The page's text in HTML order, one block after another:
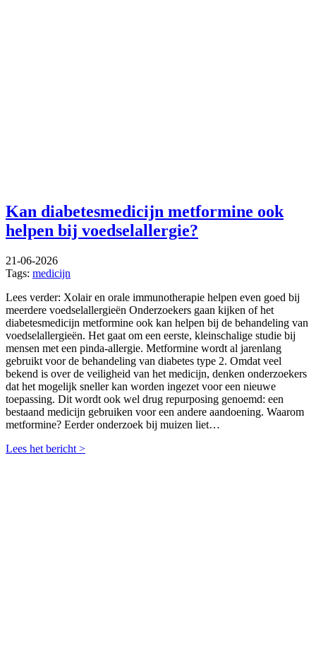
Kan diabetesmedicijn metformine ook
helpen bij voedselallergie?
21-06-2026
Tags: medicijn
Lees verder: Xolair en orale immunotherapie helpen even goed bij
meerdere voedselallergieën Onderzoekers gaan kijken of het
diabetesmedicijn metformine ook kan helpen bij de behandeling van
voedselallergieën. Het gaat om een eerste, kleinschalige studie bij
mensen met een pinda-allergie. Metformine wordt al jarenlang
gebruikt voor de behandeling van diabetes type 2. Omdat veel
bekend is over de veiligheid van het medicijn, denken onderzoekers
dat het mogelijk sneller kan worden ingezet voor een nieuwe
toepassing. Dit wordt ook wel drug repurposing genoemd: een
bestaand medicijn gebruiken voor een andere aandoening. Waarom
metformine? Eerder onderzoek bij muizen liet…
Lees het bericht >